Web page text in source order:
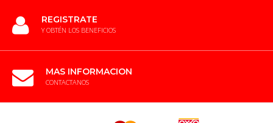
REGISTRATE
Y OBTÉN LOS BENEFICIOS
MAS INFORMACION
CONTACTANOS